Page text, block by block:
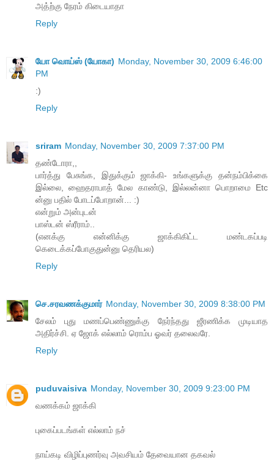
அத்ற்கு நேரம் கிடையாதா
Reply
யோ வொய்ஸ் (யோகா) Monday, November 30, 2009 6:46:00
PM
:)
Reply
sriram Monday, November 30, 2009 7:37:00 PM
தண்டோரா,,
பார்த்து பேசுங்க, இதுக்கும் ஜாக்கி- உங்களுக்கு தன்நம்பிக்கை
இல்லை, ஹைதராபாத் மேல காண்டு, இல்லன்னா பொறாமை Etc
ன்னு பதில் போடப்போறான்... :)
என்றும் அன்புடன்
பாஸ்டன் ஸ்ரீராம்..
(எனக்கு என்னிக்கு ஜாக்கிகிட்ட மண்டகப்படி
கெடைக்கப்போகுதுன்னு தெரியல)
Reply
செ.சரவணக்குமார் Monday, November 30, 2009 8:38:00 PM
சேலம் புது மணப்பெண்ணுக்கு நேர்ந்தது ஜீரணிக்க முடியாத
அதிர்ச்சி. ஏ ஜோக் எல்லாம் ரொம்ப ஓவர் தலைவரே.
Reply
puduvaisiva Monday, November 30, 2009 9:23:00 PM
வணக்கம் ஜாக்கி
புகைப்படங்கள் எல்லாம் நச்
நாய்கடி விழிப்புணர்வு அவசியம் தேவையான தகவல்